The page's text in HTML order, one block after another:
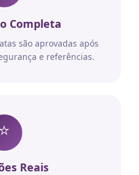
Completa
são aprovadas após
e referências.
Reais